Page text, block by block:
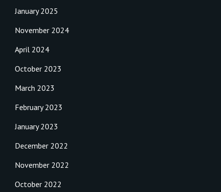
January 2025
November 2024
April 2024
October 2023
March 2023
February 2023
January 2023
December 2022
November 2022
October 2022